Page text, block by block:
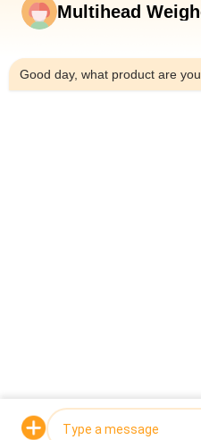
ประสิท
ด้า
ขอใบเส
Multihead
Good day, what product are